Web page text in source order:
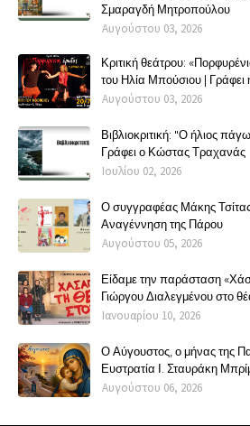
Σμαραγδή Μητροπούλου
Αυγούστου 03, 2026
Κριτική θεάτρου:
του Ηλία Μπούσιου |
Αυγούστου 03, 2026
Βιβλιοκριτική: "Ο ήλιος
Γράφει ο Κώστας Τραχανάς
Ιουλίου 02, 2026
Ο συγγραφέας Μάκης Τσίτας
Αναγέννηση της Πάρου
Αυγούστου 05, 2026
Είδαμε την παράσταση
Γιώργου Διαλεγμένου στο
Ιανουαρίου 10, 2026
Ο Αύγουστος, ο μήνας της
Ευστρατία Ι. Σταυράκη
Αυγούστου 06, 2026